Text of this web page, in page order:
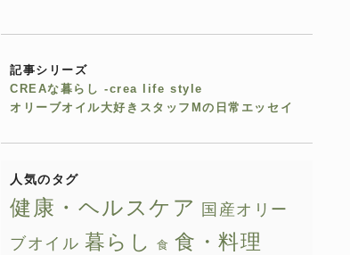
記事シリーズ
CREAな暮らし -crea life style
オリーブオイル大好きスタッフMの日常エッセイ
人気のタグ
健康・ヘルスケア 国産オリー
ブオイル 暮らし 食 食・料理